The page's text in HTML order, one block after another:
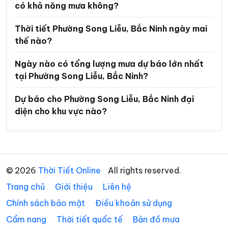
Xã Hoàng Vân
Xã Kép Xã Kiên Lao
Xã Lâm Thao Xã Lạng Giang
Xã Liên Bão Xã Lục Nam
Xã Lục Sơn
Xã Lương Tài
Xã Nam Dương Xã Nghĩa Phương
Xã Ngọc Thiện Xã Nhã Nam
Xã Nhân Thắng Xã Phật Tích
Xã Phù Lãng Xã Phúc Hòa
có khả năng mưa không?
Thời tiết Phường Song Liễu, Bắc Ninh ngày mai
thế nào?
Ngày nào có tổng lượng mưa dự báo lớn nhất
tại Phường Song Liễu, Bắc Ninh?
Dự báo cho Phường Song Liễu, Bắc Ninh đại
diện cho khu vực nào?
© 2026 Thời Tiết Online
All rights reserved.
Trang chủ
Giới thiệu
Liên hệ
Chính sách bảo mật
Điều khoản sử dụng
Cẩm nang
Thời tiết quốc tế Bản đồ mưa